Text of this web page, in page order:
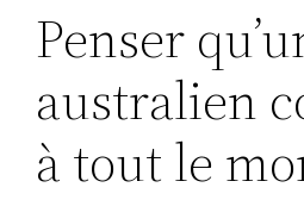
Penser
australien
à tout le